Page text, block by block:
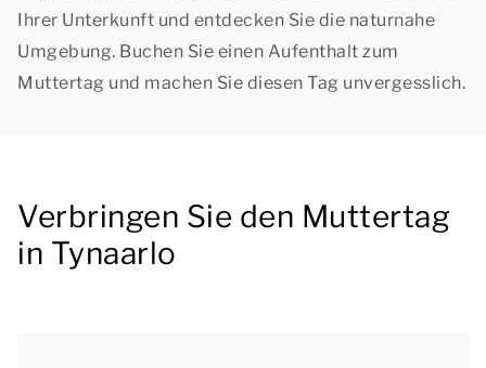
Ihrer Unterkunft und entdecken Sie die naturnahe
Umgebung. Buchen Sie einen Aufenthalt zum
Muttertag und machen Sie diesen Tag unvergesslich.
Verbringen Sie den Muttertag
in Tynaarlo